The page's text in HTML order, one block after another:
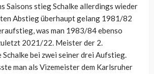
Saisons stieg Schalke allerdings wieder
Abstieg überhaupt gelang 1981/82
was man 1983/84 ebenso
2021/22. Meister der 2.
Schalke bei zwei seiner drei Aufstieg.
man als Vizemeister dem Karlsruher